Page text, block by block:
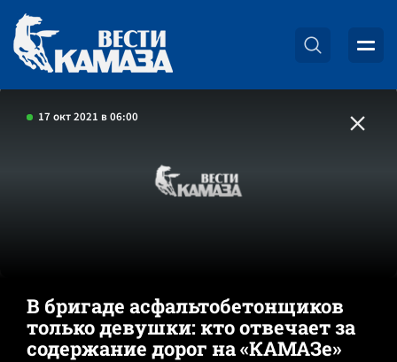
17 окт 2021 в 06:00
В бригаде асфальтобетонщиков
только девушки: кто отвечает за
содержание дорог на «КАМАЗе»